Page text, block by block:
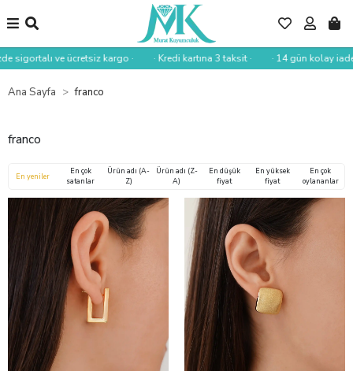
sigortalı ve ücretsiz kargo · · Kredi kartına 3 taksit · · 14 gün kolay iade ·
Ana Sayfa franco
franco
En yeniler
En çok
satanlar
Ürün adı (A-
Z)
Ürün adı (Z-
A)
En düşük
fiyat
En yüksek
fiyat
En çok
oylananlar